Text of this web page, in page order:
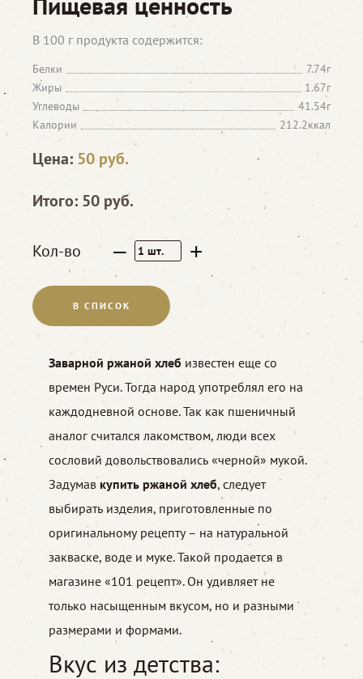
В 100 г продукта содержится:
Белки
7.74г
Жиры
1.67г
Углеводы
41.54г
Калории
212.2ккал
Цена:50 руб.
Итого: 50руб.
Кол-во – 1 шт. +
В СПИСОК
Заварной ржаной хлебизвестен еще со
времен Руси. Тогда народ употреблял его на
каждодневной основе. Так как пшеничный
аналог считался лакомством, люди всех
сословий довольствовались «черной» мукой.
Задумав купить ржаной хлеб, следует
выбирать изделия, приготовленные по
оригинальному рецепту – на натуральной
закваске, воде и муке. Такой продается в
магазине «101 рецепт». Он удивляет не
только насыщенным вкусом, но и разными
размерами и формами.
Вкус из детства: